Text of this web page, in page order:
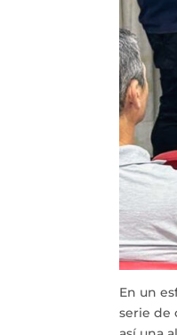
En un
serie de